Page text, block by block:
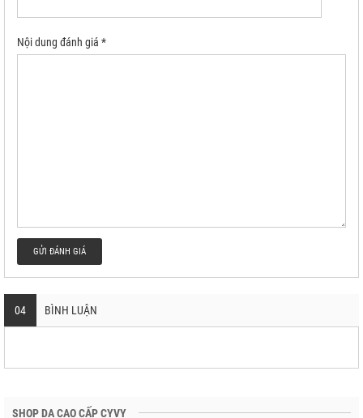
Nội dung đánh giá *
GỬI ĐÁNH GIÁ
04 BÌNH LUẬN
SHOP DA CAO CẤP CYVY